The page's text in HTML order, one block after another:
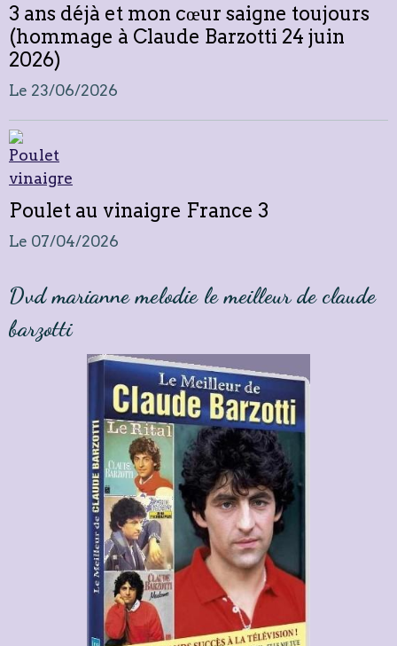
3 ans déjà et mon cœur saigne toujours
(hommage à Claude Barzotti 24 juin
2026)
Le 23/06/2026
Poulet au vinaigre France 3
Le 07/04/2026
Dvd marianne melodie le meilleur de claude
barzotti